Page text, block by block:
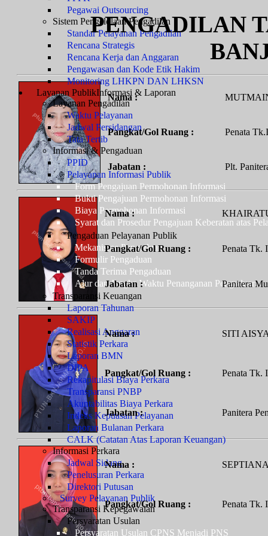
Pegawai Outsourcing
Sistem Pengelolaan Pengadilan
Standar Pelayanan Pengadilan
Rencana Strategis
Rencana Kerja dan Anggaran
Pengawasan dan Kode Etik Hakim
Monitoring LHKPN DAN LHKSN
Layanan PublikInformasi & Laporan
Layanan Pengadilan
Waktu Pelayanan
Jadwal Persidangan
Tata Tertib
Informasi & Pengaduan
PPID
Pelayanan Informasi Publik
Form Pengajuan Permohonan Informasi
Bukti Pengajuan Permohonan Informasi
Biaya Permohonan Informasi
Syarat dan Prosedur Pengajuan Keberatan atas
Pengaduan Pelayanan Publik
Mekanisme Pengaduan
Formulir Pengaduan
Tanda Terima Pengaduan
Alur dan Jangka Waktu Penanganan Pengaduan
Transparansi Keuangan
Laporan Tahunan
SAKIP
Realisasi Anggaran
Statistik Perkara
Laporan BMN
DIPA
Rekapitulasi Biaya Perkara
Transparansi PNBP
Akuntabilitas Biaya Perkara
Indeks Kepuasan Pelayanan
Laporan Bulanan Perkara
CALK (Catatan Atas Laporan Keuangan)
Informasi Perkara
Jadwal Sidang
Penelusuran Perkara
Direktori Putusan
Survey Pelayanan Publik
Transparansi Kepegawaian
Persyaratan Usulan
Persyaratan Usulan CPNS Menjadi PNS
PENGADILAN
Nama :
Pangkat/Gol Ruang : Penata
Jabatan : Plt.
Nama :
Pangkat/Gol Ruang : Penata Tk.
Jabatan : Panitera
Nama : SITI
Pangkat/Gol Ruang : Penata Tk.
Jabatan : Panitera
Nama :
Pangkat/Gol Ruang : Penata Tk.